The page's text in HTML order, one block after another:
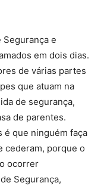
Segurança e
em dois dias.
de várias partes
que atuam na
de segurança,
de parentes.
é que ninguém faça
cederam, porque o
ocorrer
Segurança,